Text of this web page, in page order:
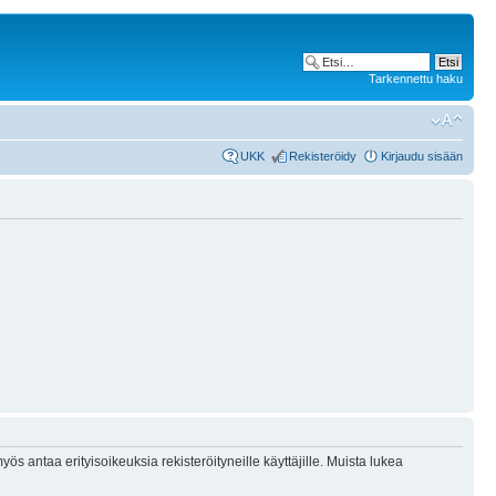
Tarkennettu haku
UKK Rekisteröidy Kirjaudu sisään
antaa erityisoikeuksia rekisteröityneille käyttäjille. Muista lukea